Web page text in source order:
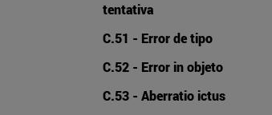
tentativa
C.51 - Error de tipo
C.52 - Error in objeto
C.53 - Aberratio ictus